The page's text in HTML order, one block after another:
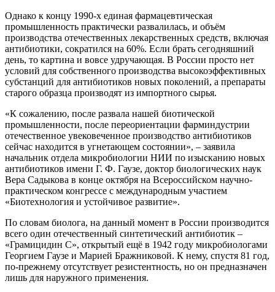
Однако к концу 1990-х единая фармацевтическая
промышленность практически развалилась, и объём
производства отечественных лекарственных средств, включая
антибиотики, сократился на 60%. Если брать сегодняшний
день, то картина и вовсе удручающая. В России просто нет
условий для собственного производства высокоэффективных
субстанций для антибиотиков новых поколений, а препараты
старого образца производят из импортного сырья.
«К сожалению, после развала нашей биотической
промышленности, после переориентации фарминдустрии
отечественное увековеченное производство антибиотиков
сейчас находится в угнетающем состоянии», – заявила
начальник отдела микробиологии НИИ по изысканию новых
антибиотиков имени Г. Ф. Гаузе, доктор биологических наук
Вера Садыкова в конце октября на Всероссийском научно-
практическом конгрессе с международным участием
«Биотехнология и устойчивое развитие».
По словам биолога, на данный момент в России производится
всего один отечественный синтетический антибиотик –
«Грамицидин С», открытый ещё в 1942 году микробиологами
Георгием Гаузе и Марией Бражниковой. К нему, спустя 81 год,
по-прежнему отсутствует резистентность, но он предназначен
лишь для наружного применения.